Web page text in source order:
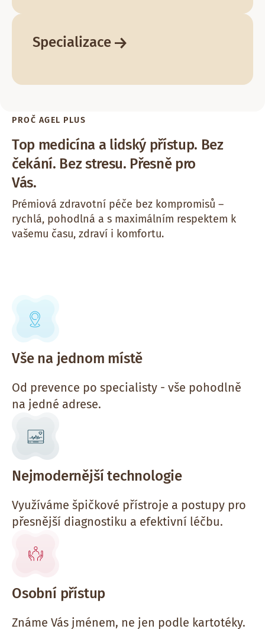
Specializace ⁠
PROČ AGEL PLUS
Top medicína a lidský přístup. Bez
čekání. Bez stresu. Přesně pro
Vás.
Prémiová zdravotní péče bez kompromisů –
rychlá, pohodlná a s maximálním respektem k
vašemu času, zdraví i komfortu.
Vše na jednom místě
Od prevence po specialisty - vše pohodlně
na jedné adrese.
Nejmodernější technologie
Využíváme špičkové přístroje a postupy pro
přesnější diagnostiku a efektivní léčbu.
Osobní přístup
Známe Vás jménem, ne jen podle kartotéky.